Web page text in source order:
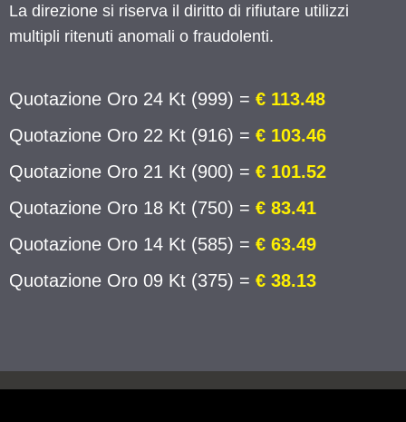
La direzione si riserva il diritto di rifiutare utilizzi
multipli ritenuti anomali o fraudolenti.
Quotazione Oro 24 Kt (999) = € 113.48
Quotazione Oro 22 Kt (916) = € 103.46
Quotazione Oro 21 Kt (900) = € 101.52
Quotazione Oro 18 Kt (750) = € 83.41
Quotazione Oro 14 Kt (585) = € 63.49
Quotazione Oro 09 Kt (375) = € 38.13